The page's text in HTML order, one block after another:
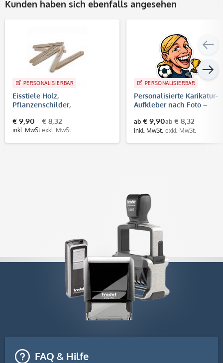
Kunden haben sich ebenfalls angesehen
PERSONALISIERBAR
Eisstiele Holz,
Pflanzenschilder,
individueller Gravur (10 Stück)
€ 9,90
inkl. MwSt.
€ 8,32
exkl. MwSt.
PERSONALISIERBAR
Personalisierte Karikatur-
Aufkleber nach Foto –
Fußball Design
ab € 9,90
inkl. MwSt.
ab € 8,32
exkl. MwSt.
FAQ & Hilfe